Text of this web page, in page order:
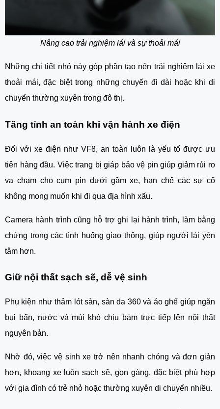
Nâng cao trải nghiệm lái và sự thoải mái
Những chi tiết nhỏ này góp phần tạo nên trải nghiệm lái xe
thoải mái, đặc biệt trong những chuyến đi dài hoặc khi di
chuyển thường xuyên trong đô thị.
Tăng tính an toàn khi vận hành xe điện
Đối với xe điện như VF8, an toàn luôn là yếu tố được ưu
tiên hàng đầu. Việc trang bị giáp bảo vệ pin giúp giảm rủi ro
va chạm cho cụm pin dưới gầm xe, hạn chế các sự cố
không mong muốn khi đi qua địa hình xấu.
Camera hành trình cũng hỗ trợ ghi lại hành trình, làm bằng
chứng trong các tình huống giao thông, giúp người lái yên
tâm hơn.
Giữ nội thất sạch sẽ, dễ vệ sinh
Phụ kiện như thảm lót sàn, sàn da 360 và áo ghế giúp ngăn
bụi bẩn, nước và mùi khó chịu bám trực tiếp lên nội thất
nguyên bản.
Nhờ đó, việc vệ sinh xe trở nên nhanh chóng và đơn giản
hơn, khoang xe luôn sạch sẽ, gọn gàng, đặc biệt phù hợp
với gia đình có trẻ nhỏ hoặc thường xuyên di chuyển nhiều.